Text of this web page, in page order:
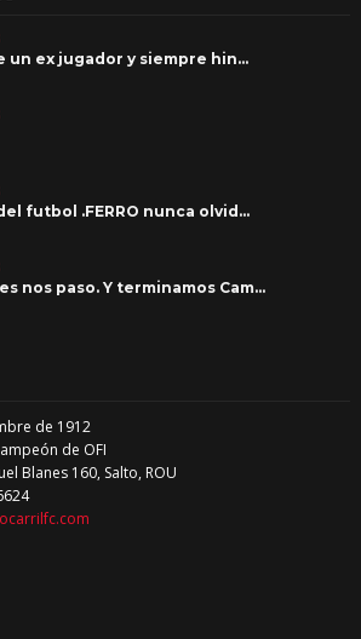
un ex jugador y siempre hin…
futbol .FERRO nunca olvid…
nos paso. Y terminamos Cam…
de 1912
de OFI
Blanes 160, Salto, ROU